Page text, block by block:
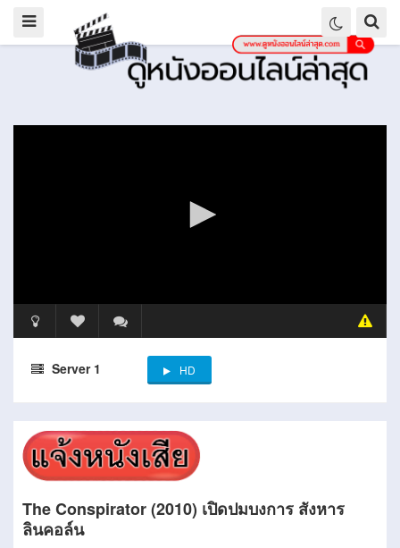
Server 1 HD
The Conspirator (2010) เปิดปมบงการ สังหาร
ลินคอล์น